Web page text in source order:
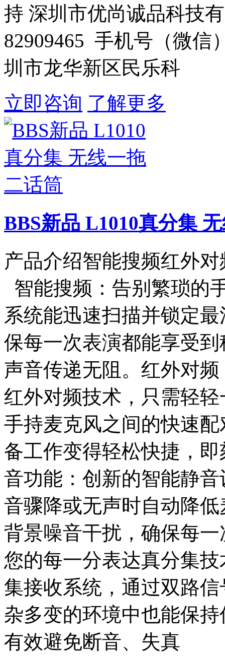
持 深圳市优尚诚品科技
82909465 手机号（微信
圳市龙华新区民乐科
立即咨询 了解更多
BBS新品 L1010真分集
产品介绍智能搜频红
智能搜频：告别繁琐的
系统能迅速扫描并锁定
保每一次表演都能享受
声音传递无阻。红外对
红外对频技术，只需轻
手持麦克风之间的快速
备工作变得轻松快捷，
音功能‌：创新的智能静
音骤降或无声时自动降
背景噪音干扰，确保每
您的每一分表达‌真分集
集接收系统，通过双路
杂多变的环境中也能保
有效避免断音、失真